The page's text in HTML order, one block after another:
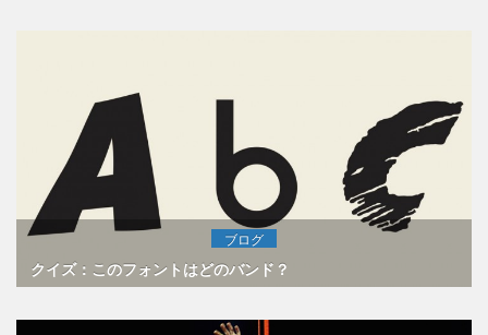
ブログ
クイズ：このフォントはどのバンド？